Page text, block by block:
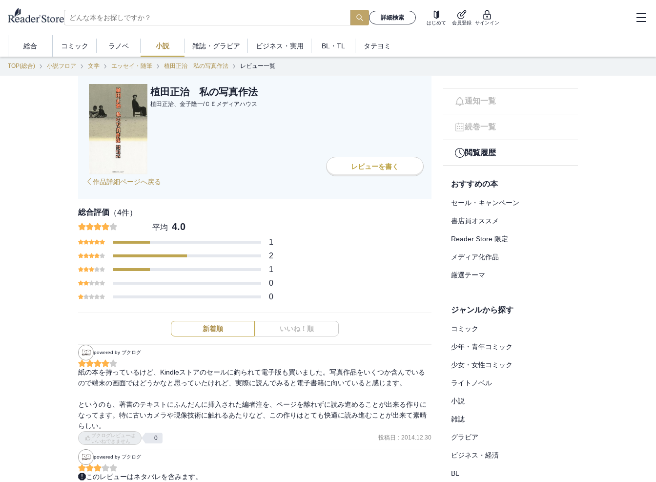
詳細検索
はじめて 会員登録 サインイン
総合 コミック ラノベ 小説 雑誌・ グラビア ビジネス ・実用 BL・TL タテヨミ
TOP(総合) 小説フロア 文学 エッセイ・随筆 植田正治 私の写真作法 レビュー一覧
植田正治 私の写真作法
植田正治、金子隆一/ＣＥメディアハウス
レビューを書く
作品詳細ページへ戻る
総合評価 （4件）
平均 4.0
1
2
1
0
0
新着順 いいね！順
powered by ブクログ
紙の本を持っているけど、Kindleストアのセールに釣られて電子版も買いました。写真作品をいくつか含んでいる
ので端末の画面ではどうかなと思っていたけれど、実際に読んでみると電子書籍に向いていると感じます。
というのも、著書のテキストにふんだんに挿入された編者注を、ページを離れずに読み進めることが出来る作りに
なってます。特に古いカメラや現像技術に触れるあたりなど、この作りはとても快適に読み進むことが出来て素晴
らしい。
ブクログレビューは
いいねできません
0 投稿日 : 2014.12.30
powered by ブクログ
このレビューはネタバレを含みます。
通知一覧
続巻一覧
閲覧履歴
おすすめの本
セール・キャンペーン
書店員オススメ
Reader Store 限定
メディア化作品
厳選テーマ
ジャンルから探す
コミック
少年・青年コミック
少女・女性コミック
ライトノベル
小説
雑誌
グラビア
ビジネス・経済
BL